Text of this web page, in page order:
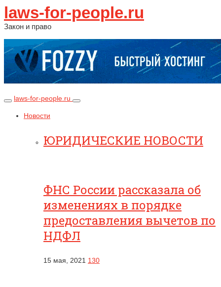
laws-for-people.ru
Закон и право
laws-for-people.ru
Новости
ЮРИДИЧЕСКИЕ НОВОСТИ
ФНС России рассказала об
изменениях в порядке
предоставления вычетов по
НДФЛ
15 мая, 2021 130